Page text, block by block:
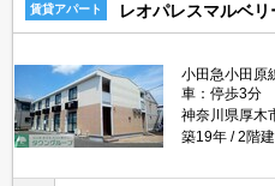
賃貸アパート レオパレスマルベリ
小田急小田
車：停歩3分
神奈川県厚木
築19年
2階建